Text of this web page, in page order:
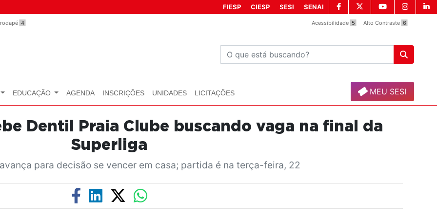
4 Acessibilidade 5 Alto Contraste 6
FIESP CIESP SESI SENAI
EDUCAÇÃO AGENDA INSCRIÇÕES UNIDADES LICITAÇÕES MEU SESI
Dentil Praia Clube buscando vaga na final da
Superliga
para decisão se vencer em casa; partida é na terça-feira, 22